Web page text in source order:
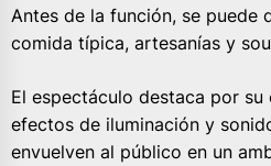
Antes de la función, se puede
comida típica, artesanías y
El espectáculo destaca por
efectos de iluminación y
envuelven al público en un